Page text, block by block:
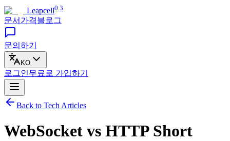
Leapcell0.3
문서 가격블로그
문의하기
KO
로그인무료로 가입하기
Back to Tech Articles
WebSocket vs HTTP Short